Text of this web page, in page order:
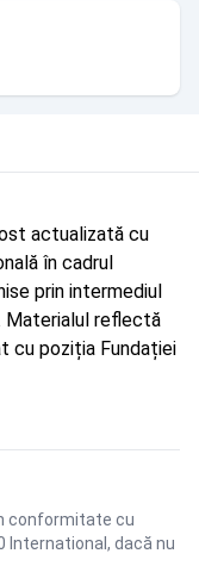
actualizată cu
în cadrul
prin intermediul
Materialul reflectă
cu poziția Fundației
conformitate cu
International , dacă nu